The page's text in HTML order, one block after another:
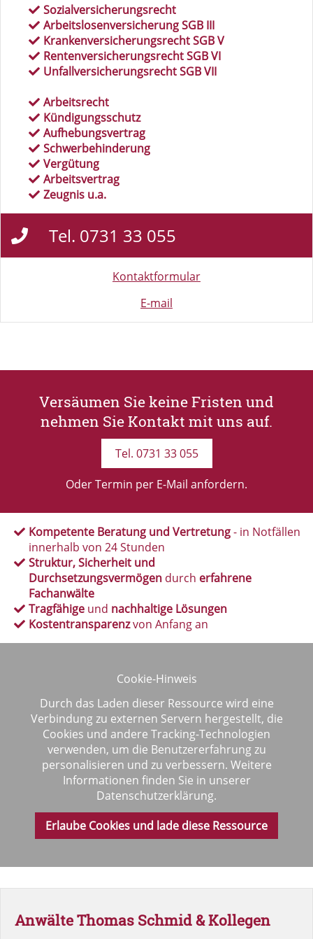
Sozialversicherungsrecht
Arbeitslosenversicherung SGB III
Krankenversicherungsrecht SGB V
Rentenversicherungsrecht SGB VI
Unfallversicherungsrecht SGB VII
Arbeitsrecht
Kündigungsschutz
Aufhebungsvertrag
Schwerbehinderung
Vergütung
Arbeitsvertrag
Zeugnis u.a.
Tel. 0731 33 055
Kontaktformular
E-mail
Versäumen Sie keine Fristen und
nehmen Sie Kontakt mit uns auf.
Tel. 0731 33 055
Oder Termin per E-Mail anfordern.
Kompetente Beratung und Vertretung- in Notfällen
innerhalb von 24 Stunden
Struktur, Sicherheit und
Durchsetzungsvermögendurch erfahrene
Fachanwälte
Tragfähige und nachhaltige Lösungen
Kostentransparenzvon Anfang an
Cookie-Hinweis
Durch das Laden dieser Ressource wird eine
Verbindung zu externen Servern hergestellt, die
Cookies und andere Tracking-Technologien
verwenden, um die Benutzererfahrung zu
personalisieren und zu verbessern. Weitere
Informationen finden Sie in unserer
Datenschutzerklärung.
Erlaube Cookies und lade diese Ressource
Anwälte Thomas Schmid & Kollegen